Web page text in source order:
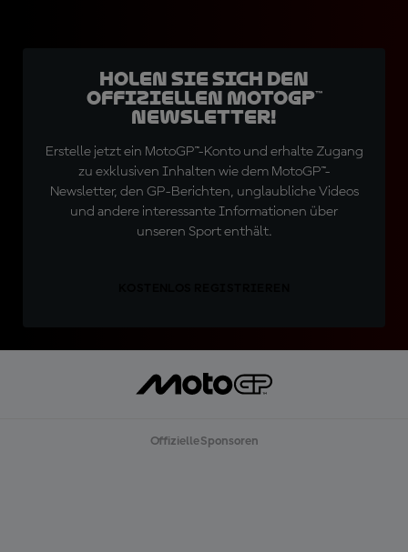
Holen Sie sich den
offiziellen MotoGP™
Newsletter!
Erstelle jetzt ein MotoGP™-Konto und erhalte Zugang
zu exklusiven Inhalten wie dem MotoGP™-
Newsletter, den GP-Berichten, unglaubliche Videos
und andere interessante Informationen über
unseren Sport enthält.
Offizielle Sponsoren